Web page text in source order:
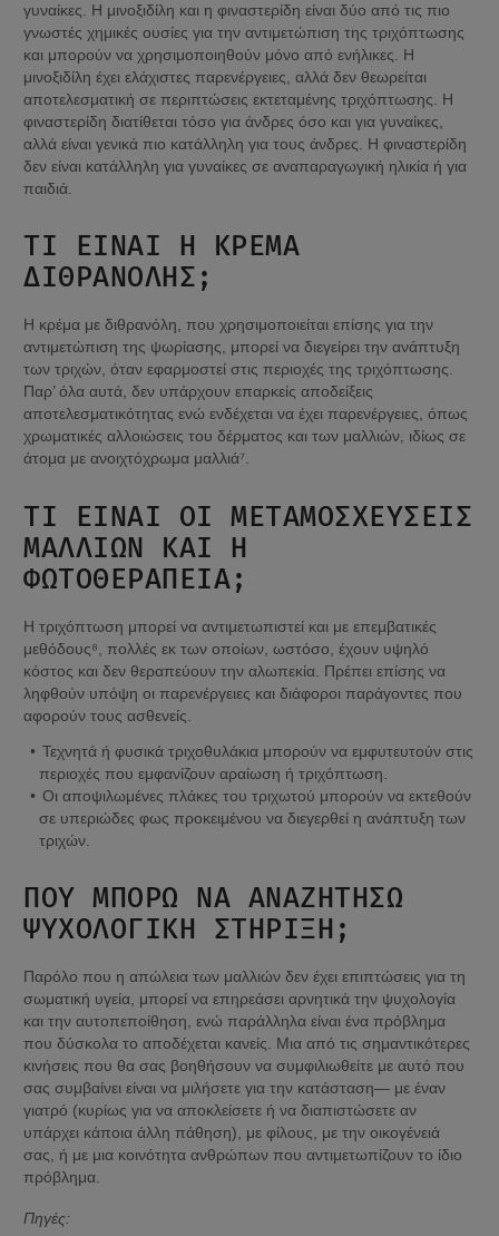
γυναίκες. Η μινοξιδίλη και η φιναστερίδη είναι δύο από τις πιο
γνωστές χημικές ουσίες για την αντιμετώπιση της τριχόπτωσης
και μπορούν να χρησιμοποιηθούν μόνο από ενήλικες. Η
μινοξιδίλη έχει ελάχιστες παρενέργειες, αλλά δεν θεωρείται
αποτελεσματική σε περιπτώσεις εκτεταμένης τριχόπτωσης. Η
φιναστερίδη διατίθεται τόσο για άνδρες όσο και για γυναίκες,
αλλά είναι γενικά πιο κατάλληλη για τους άνδρες. Η φιναστερίδη
δεν είναι κατάλληλη για γυναίκες σε αναπαραγωγική ηλικία ή για
παιδιά.
ΤΙ ΕΊΝΑΙ Η ΚΡΈΜΑ
ΔΙΘΡΑΝΌΛΗΣ;
Η κρέμα με διθρανόλη, που χρησιμοποιείται επίσης για την
αντιμετώπιση της ψωρίασης, μπορεί να διεγείρει την ανάπτυξη
των τριχών, όταν εφαρμοστεί στις περιοχές της τριχόπτωσης.
Παρ’ όλα αυτά, δεν υπάρχουν επαρκείς αποδείξεις
αποτελεσματικότητας ενώ ενδέχεται να έχει παρενέργειες, όπως
χρωματικές αλλοιώσεις του δέρματος και των μαλλιών, ιδίως σε
άτομα με ανοιχτόχρωμα μαλλιά⁷.
ΤΙ ΕΊΝΑΙ ΟΙ ΜΕΤΑΜΟΣΧΕΎΣΕΙΣ
ΜΑΛΛΙΏΝ ΚΑΙ Η
ΦΩΤΟΘΕΡΑΠΕΊΑ;
Η τριχόπτωση μπορεί να αντιμετωπιστεί και με επεμβατικές
μεθόδους⁸, πολλές εκ των οποίων, ωστόσο, έχουν υψηλό
κόστος και δεν θεραπεύουν την αλωπεκία. Πρέπει επίσης να
ληφθούν υπόψη οι παρενέργειες και διάφοροι παράγοντες που
αφορούν τους ασθενείς.
Τεχνητά ή φυσικά τριχοθυλάκια μπορούν να εμφυτευτούν στις
περιοχές που εμφανίζουν αραίωση ή τριχόπτωση.
Οι αποψιλωμένες πλάκες του τριχωτού μπορούν να εκτεθούν
σε υπεριώδες φως προκειμένου να διεγερθεί η ανάπτυξη των
τριχών.
ΠΟΎ ΜΠΟΡΏ ΝΑ ΑΝΑΖΗΤΉΣΩ
ΨΥΧΟΛΟΓΙΚΉ ΣΤΉΡΙΞΗ;
Παρόλο που η απώλεια των μαλλιών δεν έχει επιπτώσεις για τη
σωματική υγεία, μπορεί να επηρεάσει αρνητικά την ψυχολογία
και την αυτοπεποίθηση, ενώ παράλληλα είναι ένα πρόβλημα
που δύσκολα το αποδέχεται κανείς. Μια από τις σημαντικότερες
κινήσεις που θα σας βοηθήσουν να συμφιλιωθείτε με αυτό που
σας συμβαίνει είναι να μιλήσετε για την κατάσταση— με έναν
γιατρό (κυρίως για να αποκλείσετε ή να διαπιστώσετε αν
υπάρχει κάποια άλλη πάθηση), με φίλους, με την οικογένειά
σας, ή με μια κοινότητα ανθρώπων που αντιμετωπίζουν το ίδιο
πρόβλημα.
Πηγές: